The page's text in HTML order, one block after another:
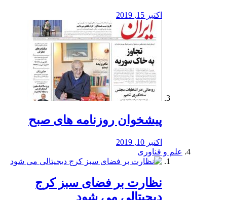
اکتبر 15, 2019
پیشخوان روزنامه های صبح
اکتبر 10, 2019
علم و فناوری
نظارت بر فضای سبز کرج
دیجیتالی می شود